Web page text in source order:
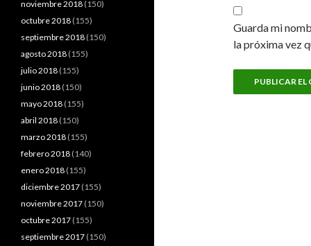
Guarda mi
la próxima vez
noviembre 2018 (150)
octubre 2018 (155)
septiembre 2018 (150)
agosto 2018 (155)
julio 2018 (155)
junio 2018 (150)
mayo 2018 (155)
abril 2018 (150)
marzo 2018 (155)
febrero 2018 (140)
enero 2018 (155)
diciembre 2017 (155)
noviembre 2017 (150)
octubre 2017 (155)
septiembre 2017 (150)